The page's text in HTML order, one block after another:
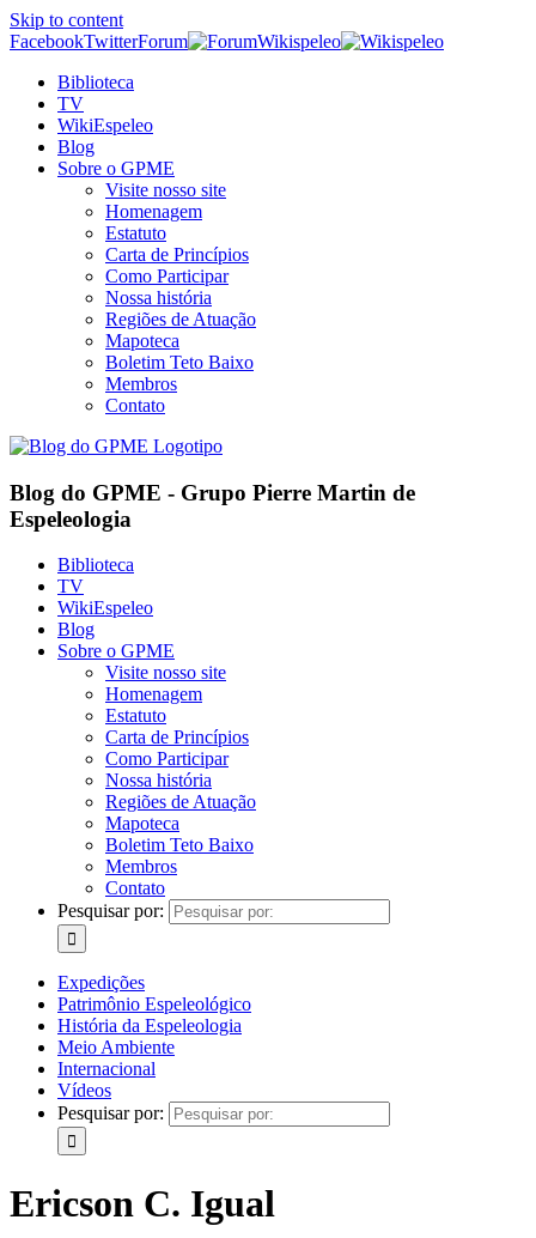
Skip to content
FacebookTwitterForum
Wikispeleo
Biblioteca
TV
WikiEspeleo
Blog
Sobre o GPME
Visite nosso site
Homenagem
Estatuto
Carta de Princípios
Como Participar
Nossa história
Regiões de Atuação
Mapoteca
Boletim Teto Baixo
Membros
Contato
Blog do GPME - Grupo Pierre Martin de
Espeleologia
Biblioteca
TV
WikiEspeleo
Blog
Sobre o GPME
Visite nosso site
Homenagem
Estatuto
Carta de Princípios
Como Participar
Nossa história
Regiões de Atuação
Mapoteca
Boletim Teto Baixo
Membros
Contato
Pesquisar por:
Expedições
Patrimônio Espeleológico
História da Espeleologia
Meio Ambiente
Internacional
Vídeos
Pesquisar por:
Ericson C. Igual